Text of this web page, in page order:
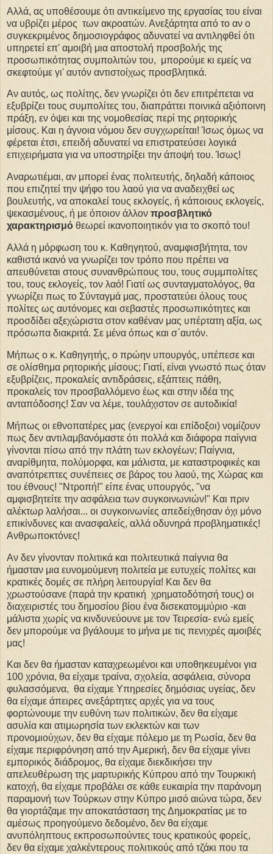
Αλλά, ας υποθέσουμε ότι αντικείμενο της εργασίας του είναι
να υβρίζει μέρος των ακροατών. Ανεξάρτητα από το αν ο
συγκεκριμένος δημοσιογράφος αδυνατεί να αντιληφθεί ότι
υπηρετεί επ' αμοιβή μια αποστολή προσβολής της
προσωπικότητας συμπολιτών του, μπορούμε κι εμείς να
σκεφτούμε γι' αυτόν αντιστοίχως προσβλητικά.
Αν αυτός, ως πολίτης, δεν γνωρίζει ότι δεν επιτρέπεται να
εξυβρίζει τους συμπολίτες του, διαπράττει ποινικά αξιόποινη
πράξη, εν όψει και της νομοθεσίας περί της ρητορικής
μίσους. Και η άγνοια νόμου δεν συγχωρείται! Ίσως όμως να
φέρεται έτσι, επειδή αδυνατεί να επιστρατεύσει λογικά
επιχειρήματα για να υποστηρίξει την άποψή του. Ίσως!
Αναρωτιέμαι, αν μπορεί ένας πολιτευτής, δηλαδή κάποιος
που επιζητεί την ψήφο του λαού για να αναδειχθεί ως
βουλευτής, να αποκαλεί τους εκλογείς, ή κάποιους εκλογείς,
ψεκασμένους, ή με όποιον άλλον προσβλητικό
χαρακτηρισμό θεωρεί ικανοποιητικόν για το σκοπό του!
Αλλά η μόρφωση του κ. Καθηγητού, αναμφισβήτητα, τον
καθιστά ικανό να γνωρίζει τον τρόπο που πρέπει να
απευθύνεται στους συνανθρώπους του, τους συμμπολίτες
του, τους εκλογείς, τον λαό! Γιατί ως συνταγματολόγος, θα
γνωρίζει πως το Σύνταγμά μας, προστατεύει όλους τους
πολίτες ως αυτόνομες και σεβαστές προσωπικότητες και
προσδίδει αξεχώριστα στον καθέναν μας υπέρτατη αξία, ως
πρόσωπα διακριτά. Σε μένα όπως και σ΄αυτόν.
Μήπως ο κ. Καθηγητής, ο πρώην υπουργός, υπέπεσε και
σε ολίσθημα ρητορικής μίσους; Γιατί, είναι γνωστό πως όταν
εξυβρίζεις, προκαλείς αντιδράσεις, εξάπτεις πάθη,
προκαλείς τον προσβαλλόμενο έως και στην ιδέα της
ανταπόδοσης! Σαν να λέμε, τουλάχιστον σε αυτοδικία!
Μήπως οι εθνοπατέρες μας (ενεργοί και επίδοξοι) νομίζουν
πως δεν αντιλαμβανόμαστε ότι πολλά και διάφορα παίγνια
γίνονται πίσω από την πλάτη των εκλογέων; Παίγνια,
αναρίθμητα, πολύμορφα, και μάλιστα, με καταστροφικές και
αναπότρεπτες συνέπειες σε βάρος του λαού, της Χώρας και
του έθνους! "Ντροπή!" είπε ένας υπουργός, "να
αμφισβητείτε την ασφάλεια των συγκοινωνιών!" Και πριν
αλέκτωρ λαλήσαι... οι συγκοινωνίες απεδείχθησαν όχι μόνο
επικίνδυνες και ανασφαλείς, αλλά οδυνηρά προβληματικές!
Ανθρωποκτόνες!
Αν δεν γίνονταν πολιτικά και πολιτευτικά παίγνια θα
ήμασταν μια ευνομούμενη πολιτεία με ευτυχείς πολίτες και
κρατικές δομές σε πλήρη λειτουργία! Και δεν θα
χρωστούσανε (παρά την κρατική χρηματοδότησή τους) οι
διαχειριστές του δημοσίου βίου ένα δισεκατομμύριο -και
μάλιστα χωρίς να κινδυνεύουνε με τον Τειρεσία- ενώ εμείς
δεν μπορούμε να βγάλουμε το μήνα με τις πενιχρές αμοιβές
μας!
Και δεν θα ήμασταν καταχρεωμένοι και υποθηκευμένοι για
100 χρόνια, θα είχαμε τραίνα, σχολεία, ασφάλεια, σύνορα
φυλασσόμενα, θα είχαμε Υπηρεσίες δημόσιας υγείας, δεν
θα είχαμε άπειρες ανεξάρτητες αρχές για να τους
φορτώνουμε την ευθύνη των πολιτικών, δεν θα είχαμε
ασυλία και ατιμωρησία των εκλεκτών και των
προνομιούχων, δεν θα είχαμε πόλεμο με τη Ρωσία, δεν θα
είχαμε περιφρόνηση από την Αμερική, δεν θα είχαμε γίνει
εμπορικός διάδρομος, θα είχαμε διεκδικήσει την
απελευθέρωση της μαρτυρικής Κύπρου από την Τουρκική
κατοχή, θα είχαμε προβάλει σε κάθε ευκαιρία την παράνομη
παραμονή των Τούρκων στην Κύπρο μισό αιώνα τώρα, δεν
θα γιορτάζαμε την αποκατάσταση της Δημοκρατίας με το
αμέσως προηγούμενο δεδομένο, δεν θα είχαμε
ανυπόληπτους εκπροσωπούντες τους κρατικούς φορείς,
δεν θα είχαμε χαλκέντερους πολιτικούς από τζάκι που τα